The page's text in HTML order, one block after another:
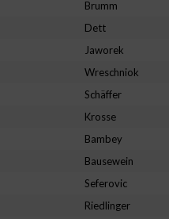
Brumm
Dett
Jaworek
Wreschniok
Schäffer
Krosse
Bambey
Bausewein
Seferovic
Riedlinger